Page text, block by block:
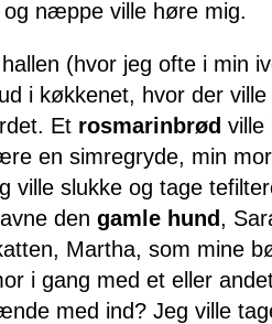
næppe ville høre mig.
(hvor jeg ofte i min
i køkkenet, hvor der
Et rosmarinbrød ville
en simregryde, min mor
ville slukke og tage
den gamle hund,
Martha, som mine
i gang med et eller
med ind? Jeg ville